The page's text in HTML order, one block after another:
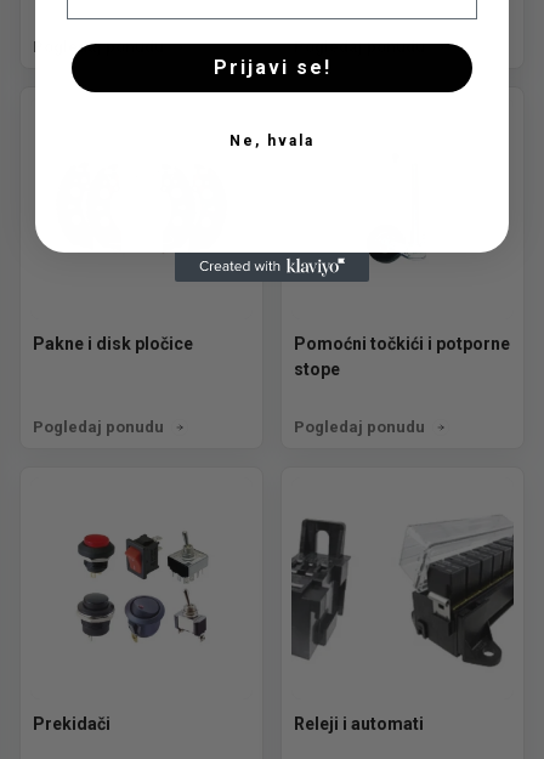
Pogledaj ponudu Pogledaj ponudu
Pakne i disk pločice
Pogledaj ponudu
Pomoćni točkići i potporne
stope
Pogledaj ponudu
Prekidači Releji i automati
Prijavi se!
Ne, hvala